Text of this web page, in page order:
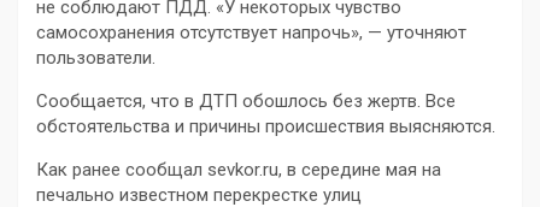
не соблюдают ПДД. «У некоторых чувство
самосохранения отсутствует напрочь», — уточняют
пользователи.
Сообщается, что в ДТП обошлось без жертв. Все
обстоятельства и причины происшествия выясняются.
Как ранее сообщал sevkor.ru, в середине мая на
печально известном перекрестке улиц